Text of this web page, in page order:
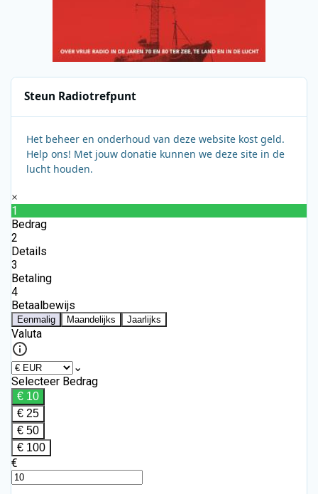
Steun Radiotrefpunt
Het beheer en onderhoud van deze website kost geld.
Help ons! Met jouw donatie kunnen we deze site in de
lucht houden.